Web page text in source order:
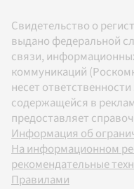
Свидетельство о
выдано федеральной
связи,
коммуникаций
несет
содержащейся в
предоставляет
Информация об
На информационном
рекомендательные
Правилами